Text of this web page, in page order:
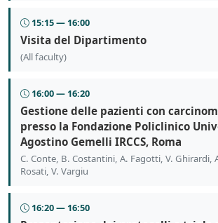
15:15 — 16:00
Visita del Dipartimento
(All faculty)
16:00 — 16:20
Gestione delle pazienti con
presso la Fondazione Policlinico
Agostino Gemelli IRCCS, Roma
C. Conte, B. Costantini, A. Fagotti, V. Ghirardi,
Rosati, V. Vargiu
16:20 — 16:50